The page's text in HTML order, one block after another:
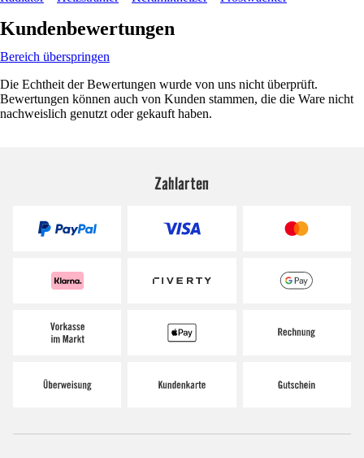
Kundenbewertungen
Bereich überspringen
Die Echtheit der Bewertungen wurde von uns nicht überprüft.
Bewertungen können auch von Kunden stammen, die die Ware nicht
nachweislich genutzt oder gekauft haben.
Zahlarten